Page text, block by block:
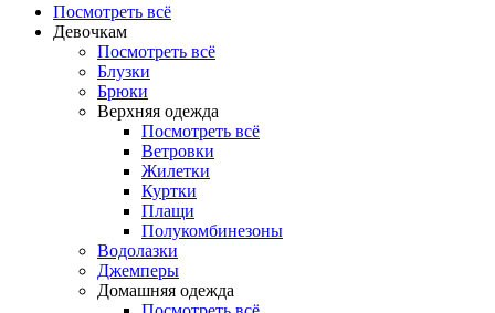
Посмотреть всё
Девочкам
Посмотреть всё
Блузки
Брюки
Верхняя одежда
Посмотреть всё
Ветровки
Жилетки
Куртки
Плащи
Полукомбинезоны
Водолазки
Джемперы
Домашняя одежда